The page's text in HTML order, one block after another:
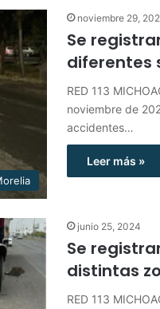
noviembre 29,
Se
diferentes
RED 113
noviembre de
accidentes…
Leer más »
junio 25, 2024
Se
distintas
RED 113